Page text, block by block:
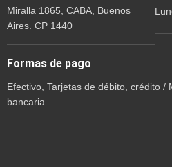
Miralla 1865, CABA, Buenos
Aires. CP 1440
Formas de pago
Efectivo, Tarjetas de débito, crédito /
bancaria.